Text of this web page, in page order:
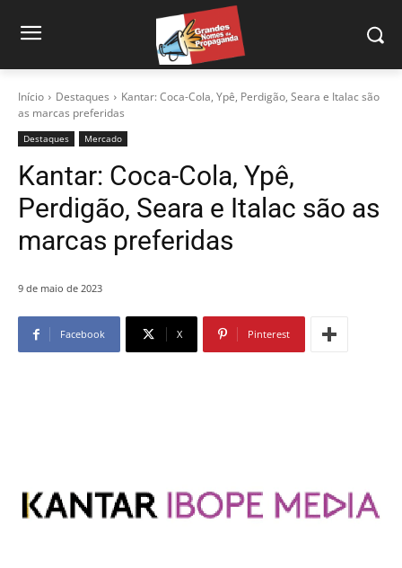
Início Destaques
Kantar: Coca-Cola, Ypê, Perdigão, Seara e Italac são
as marcas preferidas
Destaques Mercado
Kantar: Coca-Cola, Ypê,
Perdigão, Seara e Italac são as
marcas preferidas
9 de maio de 2023
Facebook X Pinterest